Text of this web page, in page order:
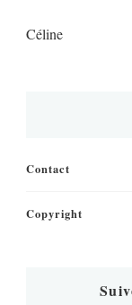
Céline
Contact
Copyright